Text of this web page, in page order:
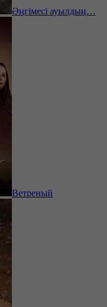
Әңгімесі ауылдың…
Ветреный